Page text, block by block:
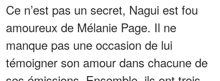
Ce n’est pas un secret, Nagui est fou
amoureux de Mélanie Page. Il ne
manque pas une occasion de lui
témoigner son amour dans chacune de